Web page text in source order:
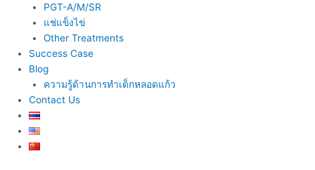
PGT-A/M/SR
แช่แข็งไข่
Other Treatments
Success Case
Blog
ความรู้ด้านการทำเด็กหลอดแก้ว
Contact Us